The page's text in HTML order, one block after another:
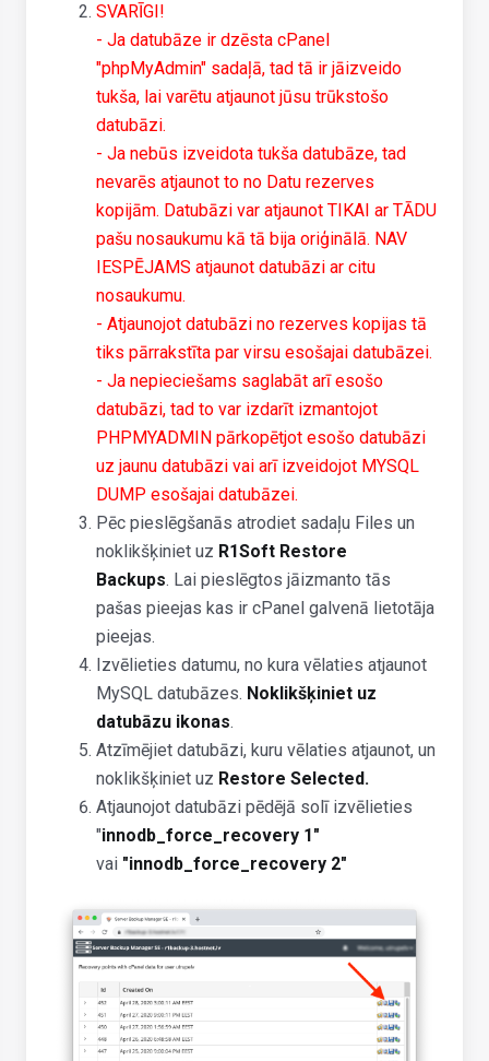
SVARĪGI!
- Ja datubāze ir dzēsta cPanel
"phpMyAdmin" sadaļā, tad tā ir jāizveido
tukša, lai varētu atjaunot jūsu trūkstošo
datubāzi.
- Ja nebūs izveidota tukša datubāze, tad
nevarēs atjaunot to no Datu rezerves
kopijām. Datubāzi var atjaunot TIKAI ar TĀDU
pašu nosaukumu kā tā bija oriģinālā. NAV
IESPĒJAMS atjaunot datubāzi ar citu
nosaukumu.
- Atjaunojot datubāzi no rezerves kopijas tā
tiks pārrakstīta par virsu esošajai datubāzei.
- Ja nepieciešams saglabāt arī esošo
datubāzi, tad to var izdarīt izmantojot
PHPMYADMIN pārkopētjot esošo datubāzi
uz jaunu datubāzi vai arī izveidojot MYSQL
DUMP esošajai datubāzei.
Pēc pieslēgšanās atrodiet sadaļu Files un
noklikšķiniet uz R1Soft Restore
Backups. Lai pieslēgtos jāizmanto tās
pašas pieejas kas ir cPanel galvenā lietotāja
pieejas.
Izvēlieties datumu, no kura vēlaties atjaunot
MySQL datubāzes. Noklikšķiniet uz
datubāzu ikonas.
Atzīmējiet datubāzi, kuru vēlaties atjaunot, un
noklikšķiniet uz Restore Selected.
Atjaunojot datubāzi pēdējā solī izvēlieties
"innodb_force_recovery 1"
vai "innodb_force_recovery 2"